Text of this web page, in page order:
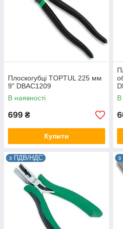
Плоскогубці TOPTUL 225 мм
9" DBAC1209
В наявності
699 ₴
Купити
В
з ПДВ/НДС